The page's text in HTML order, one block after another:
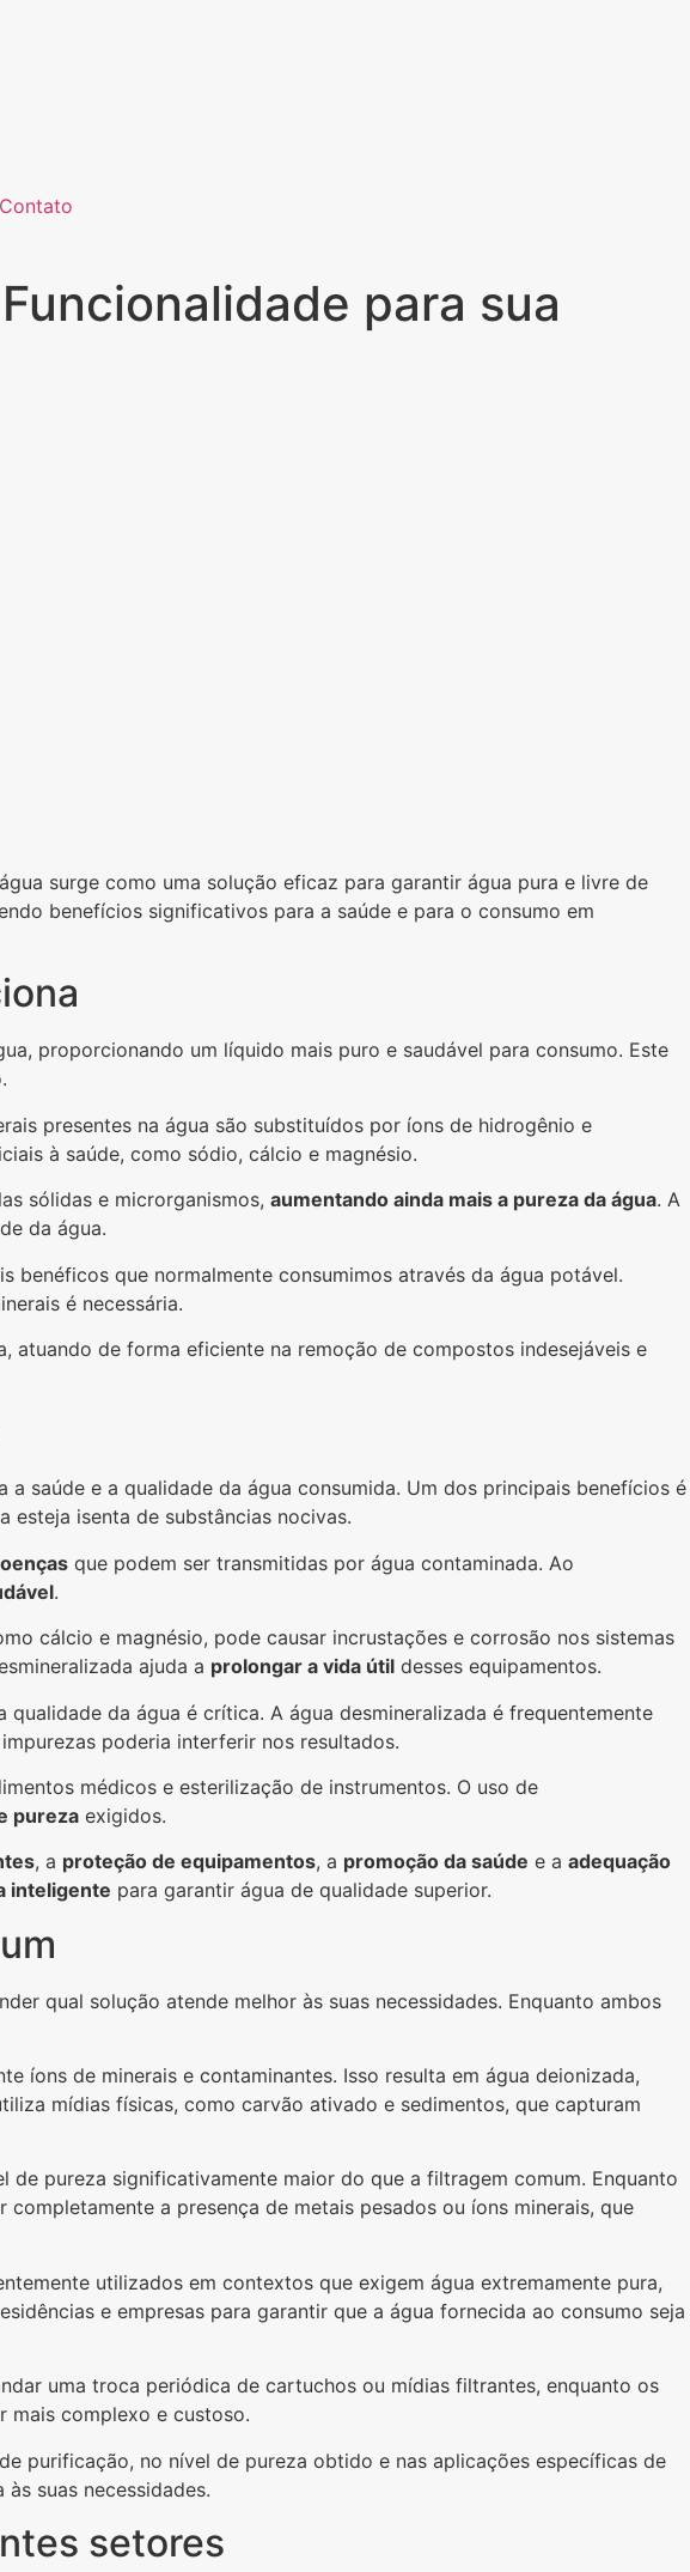
Contato
para sua
surge como uma solução eficaz para garantir água pura e livre de
benefícios significativos para a saúde e para o consumo em
proporcionando um líquido mais puro e saudável para consumo. Este
presentes na água são substituídos por íons de hidrogênio e
à saúde, como sódio, cálcio e magnésio.
sólidas e microrganismos, aumentando ainda mais a pureza da água. A
da água.
benéficos que normalmente consumimos através da água potável.
é necessária.
atuando de forma eficiente na remoção de compostos indesejáveis e
a saúde e a qualidade da água consumida. Um dos principais benefícios é
esteja isenta de substâncias nocivas.
que podem ser transmitidas por água contaminada. Ao
.
cálcio e magnésio, pode causar incrustações e corrosão nos sistemas
ajuda a prolongar a vida útil desses equipamentos.
qualidade da água é crítica. A água desmineralizada é frequentemente
poderia interferir nos resultados.
médicos e esterilização de instrumentos. O uso de
pureza exigidos.
, a proteção de equipamentos, a promoção da saúde e a adequação
inteligente para garantir água de qualidade superior.
qual solução atende melhor às suas necessidades. Enquanto ambos
íons de minerais e contaminantes. Isso resulta em água deionizada,
mídias físicas, como carvão ativado e sedimentos, que capturam
pureza significativamente maior do que a filtragem comum. Enquanto
a presença de metais pesados ou íons minerais, que
utilizados em contextos que exigem água extremamente pura,
e empresas para garantir que a água fornecida ao consumo seja
uma troca periódica de cartuchos ou mídias filtrantes, enquanto os
mais complexo e custoso.
purificação, no nível de pureza obtido e nas aplicações específicas de
suas necessidades.
setores